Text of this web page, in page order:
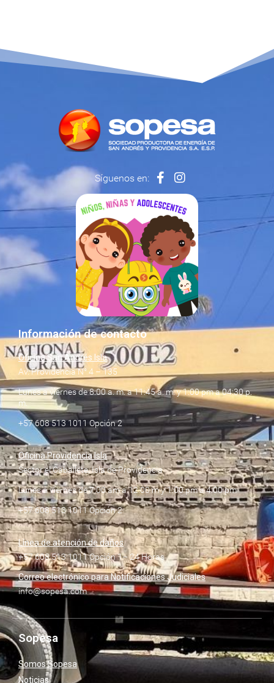
Síguenos en:
Información de contacto
Oficina San Andrés Isla
Av. Providencia N° 4 – 135
Lunes a viernes de 8:00 a. m. a 11:45 a. m. y 1:00 pm a 04:30 p.
m.
+57 608 513 1011 Opción 2
Oficina Providencia Isla
Sector el Caballete, Isla de Providencia
Lunes a viernes de 7:00 am a 12:00 m y 1:00 pm a 4:00 pm
+57 608 513 1011 Opción 2
Línea de atención de daños
+57 608 513 1011 Opción 1– 24 Horas
Correo electrónico para Notificaciones Judiciales
info@sopesa.com
Sopesa
Somos Sopesa
Noticias